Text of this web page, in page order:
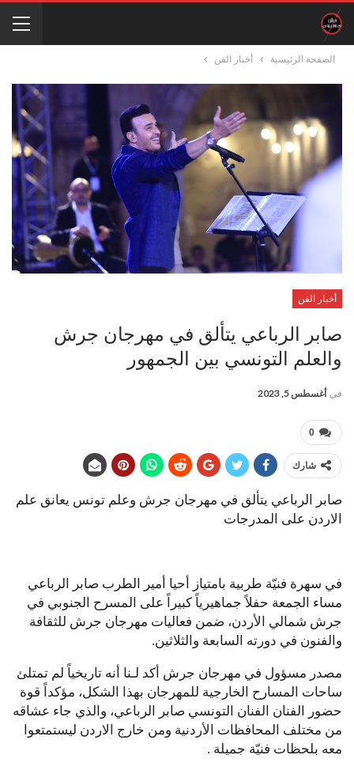
الصفحة الرئيسية أخبار الفن
أخبار الفن
صابر الرباعي يتألق في مهرجان جرش
والعلم التونسي بين الجمهور
في أغسطس 5, 2023
0
شارك
صابر الرباعي يتألق في مهرجان جرش وعلم تونس يعانق علم
الاردن على المدرجات
في سهرة فنيّة طربية بامتياز أحيا أمير الطرب صابر الرباعي
مساء الجمعة حفلاً جماهيرياً كبيراً على المسرح الجنوبي في
جرش شمالي الأردن، ضمن فعاليات مهرجان جرش للثقافة
والفنون في دورته السابعة والثلاثين.
مصدر مسؤول في مهرجان جرش أكد لـنا أنه تاريخياً لم تمتلئ
ساحات المسارح الخارجية للمهرجان بهذا الشكل، مؤكداً قوة
حضور الفنان الفنان التونسي صابر الرباعي، والذي جاء عشاقه
من مختلف المحافظات الأردنية ومن خارج الاردن ليستمتعوا
معه بلحظات فنيّة جميلة .